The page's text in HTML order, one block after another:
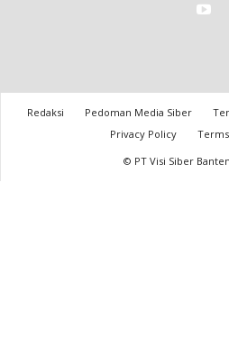
Redaksi Pedoman Media Siber
Privacy Policy
© PT Visi Siber